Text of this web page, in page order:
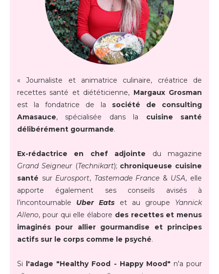
« Journaliste et animatrice culinaire, créatrice de
recettes santé et diététicienne, Margaux Grosman
est la fondatrice de la société de consulting
Amasauce, spécialisée dans la cuisine santé
délibérément gourmande.
Ex-rédactrice en chef adjointe du magazine
Grand Seigneur(Technikart); chroniqueuse cuisine
santé sur Eurosport, Tastemade France & USA, elle
apporte également ses conseils avisés à
l’incontournable Uber Eats et au groupe Yannick
Alleno, pour qui elle élabore des recettes et menus
imaginés pour allier gourmandise et principes
actifs sur le corps comme le psyché.
Si l'adage "Healthy Food - Happy Mood" n'a pour